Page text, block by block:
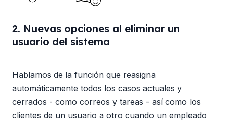
2. Nuevas opciones al eliminar un
usuario del sistema
Hablamos de la función que reasigna
automáticamente todos los casos actuales y
cerrados - como correos y tareas - así como los
clientes de un usuario a otro cuando un empleado